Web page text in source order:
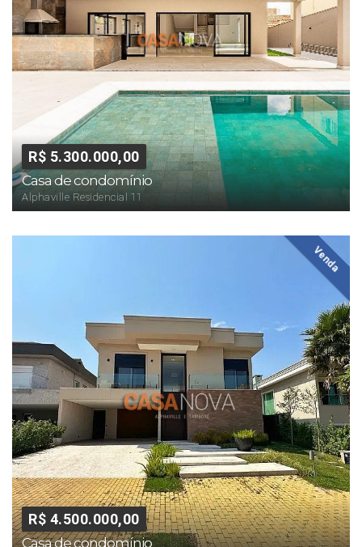
R$ 5.300.000,00
Casa de condomínio
Alphaville Residencial 11
Venda
R$ 4.500.000,00
Casa de condomínio